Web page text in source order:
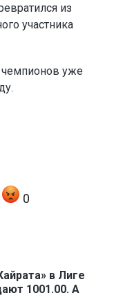
из
участника
чемпионов уже
0
в Лиге
1001.00. А